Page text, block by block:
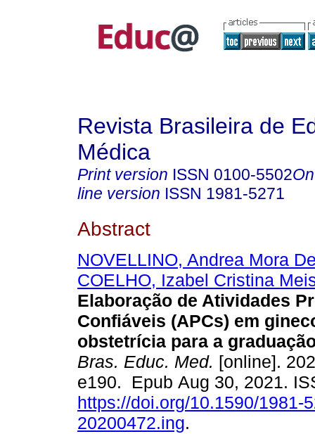
Revista Brasileira de
Médica
Print version ISSN 0100-5502
line version ISSN 1981-5271
Abstract
NOVELLINO, Andrea Mora
COELHO, Izabel Cristina
Elaboração de Atividades
Confiáveis (APCs) em
obstetrícia para a
Bras. Educ. Med. [online].
e190. Epub Aug 30, 2021.
https://doi.org/10.1590/1981-
20200472.ing.